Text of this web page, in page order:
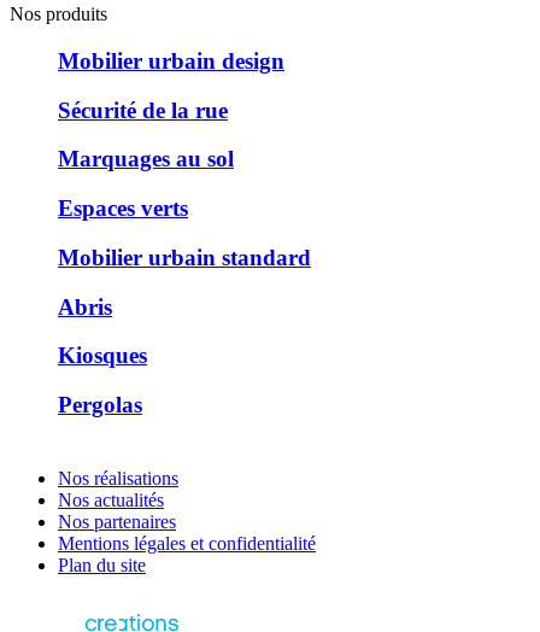
Nos produits
Mobilier urbain design
Sécurité de la rue
Marquages au sol
Espaces verts
Mobilier urbain standard
Abris
Kiosques
Pergolas
Nos réalisations
Nos actualités
Nos partenaires
Mentions légales et confidentialité
Plan du site